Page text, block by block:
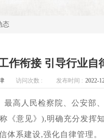
态
作衔接 引导行业自
访问次数 : 发布时间 : 2022-
高人民检察院、公安部
《意见》),明确充分发挥
体系建设,强化自律管理。